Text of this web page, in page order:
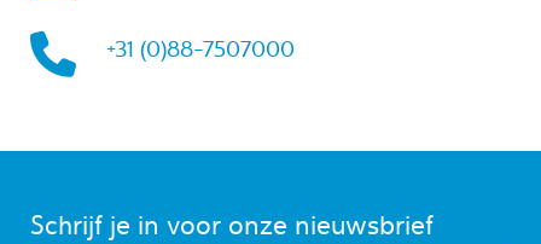
+31 (0)88-7507000
Schrijf je in voor onze nieuwsbrief